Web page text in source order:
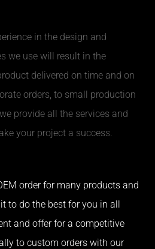
in the design and
we use will result in the
delivered on time and on
orders, to small production
provide all the services and
your project a success.
order for many products and
to do the best for you in all
and offer for a competitive
to custom orders with our